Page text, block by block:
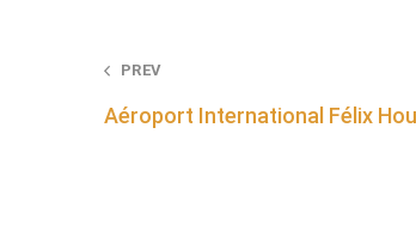
Post
navigation
PREV
Aéroport International Félix